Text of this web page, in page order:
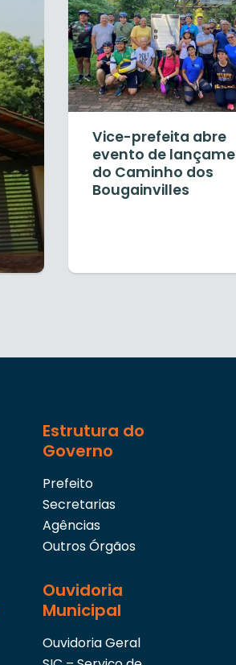
Vice-prefeita abre
evento de
do Caminho dos
Bougainvilles
Estrutura do
Governo
Prefeito
Secretarias
Agências
Outros Órgãos
Ouvidoria
Municipal
Ouvidoria Geral